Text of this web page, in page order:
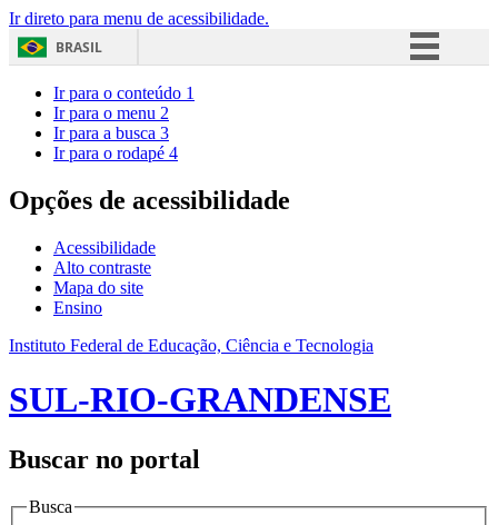
Ir direto para menu de acessibilidade.
BRASIL
Acesso à informação
Ir para o conteúdo 1
Ir para o menu 2
Ir para a busca 3
Ir para o rodapé 4
Opções de acessibilidade
Acessibilidade
Alto contraste
Mapa do site
Ensino
Instituto Federal de Educação, Ciência e Tecnologia
SUL-RIO-GRANDENSE
Buscar no portal
Busca